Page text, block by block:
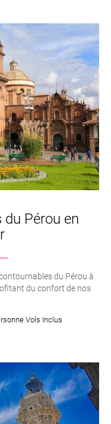
Pérou en
du Pérou à
du confort de nos
Vols Inclus